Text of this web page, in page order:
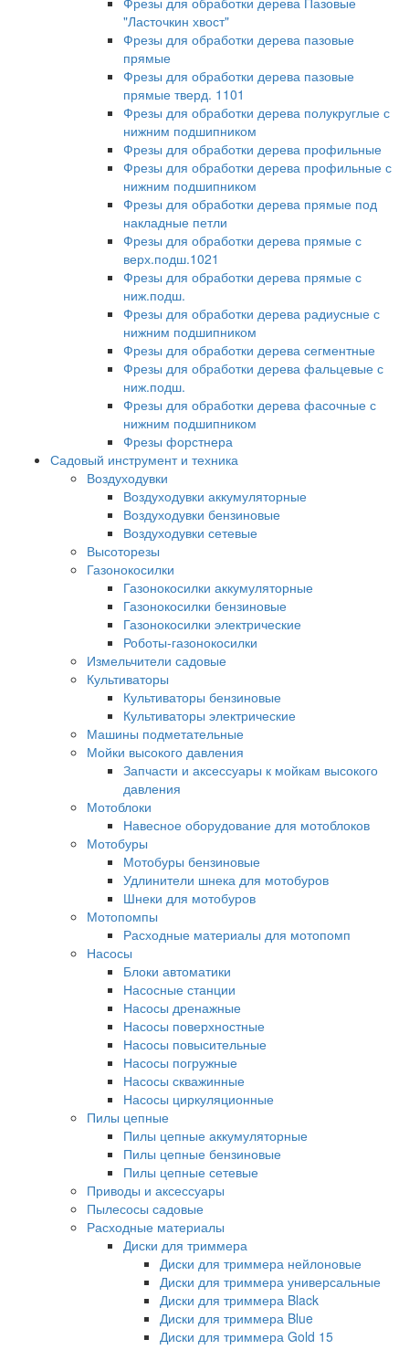
"Ласточкин хвост"
Фрезы для обработки дерева пазовые
прямые
Фрезы для обработки дерева пазовые
прямые тверд. 1101
Фрезы для обработки дерева полукруглые с
нижним подшипником
Фрезы для обработки дерева профильные
Фрезы для обработки дерева профильные с
нижним подшипником
Фрезы для обработки дерева прямые под
накладные петли
Фрезы для обработки дерева прямые с
верх.подш.1021
Фрезы для обработки дерева прямые с
ниж.подш.
Фрезы для обработки дерева радиусные с
нижним подшипником
Фрезы для обработки дерева сегментные
Фрезы для обработки дерева фальцевые с
ниж.подш.
Фрезы для обработки дерева фасочные с
нижним подшипником
Фрезы форстнера
Садовый инструмент и техника
Воздуходувки
Воздуходувки аккумуляторные
Воздуходувки бензиновые
Воздуходувки сетевые
Высоторезы
Газонокосилки
Газонокосилки аккумуляторные
Газонокосилки бензиновые
Газонокосилки электрические
Роботы-газонокосилки
Измельчители садовые
Культиваторы
Культиваторы бензиновые
Культиваторы электрические
Машины подметательные
Мойки высокого давления
Запчасти и аксессуары к мойкам высокого
давления
Мотоблоки
Навесное оборудование для мотоблоков
Мотобуры
Мотобуры бензиновые
Удлинители шнека для мотобуров
Шнеки для мотобуров
Мотопомпы
Расходные материалы для мотопомп
Насосы
Блоки автоматики
Насосные станции
Насосы дренажные
Насосы поверхностные
Насосы повысительные
Насосы погружные
Насосы скважинные
Насосы циркуляционные
Пилы цепные
Пилы цепные аккумуляторные
Пилы цепные бензиновые
Пилы цепные сетевые
Приводы и аксессуары
Пылесосы садовые
Расходные материалы
Диски для триммера
Диски для триммера нейлоновые
Диски для триммера универсальные
Диски для триммера Black
Диски для триммера Blue
Диски для триммера Gold 15